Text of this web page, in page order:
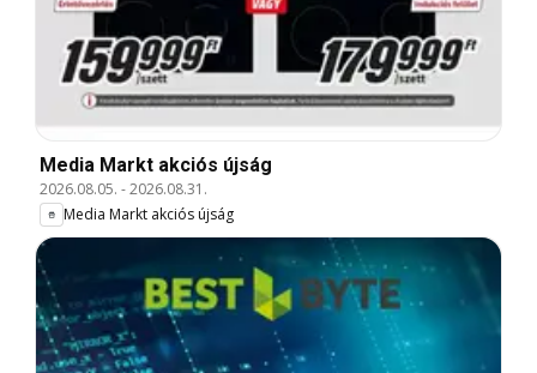
Media Markt akciós újság
2026.08.05. -2026.08.31.
Media Markt akciós újság